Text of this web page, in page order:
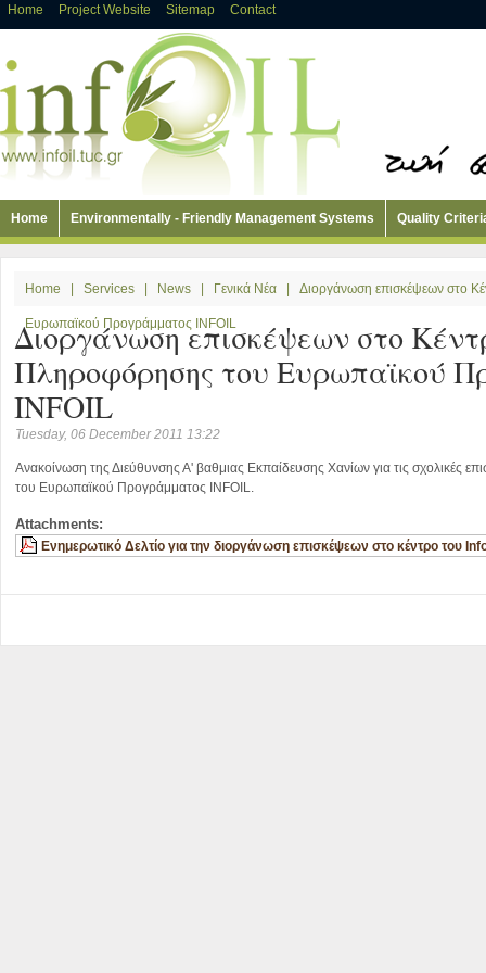
Home Project Website Sitemap Contact
Home Environmentally - Friendly Management Systems Quality
Home Services News Γενικά Νέα Διοργάνωση επισκέψεων στο
Ευρωπαϊκού Προγράμματος INFOIL
Διοργάνωση επισκέψεων στο
Πληροφόρησης του Ευρωπαϊκού
INFOIL
Tuesday, 06 December 2011 13:22
Aνακοίνωση της Διεύθυνσης Α' βαθμιας Εκπαίδευσης Χανίων για τις σχολικές
του Ευρωπαϊκού Προγράμματος INFOIL.
Attachments:
Ενημερωτικό Δελτίο για την διοργάνωση επισκέψεων στο κέντρο του